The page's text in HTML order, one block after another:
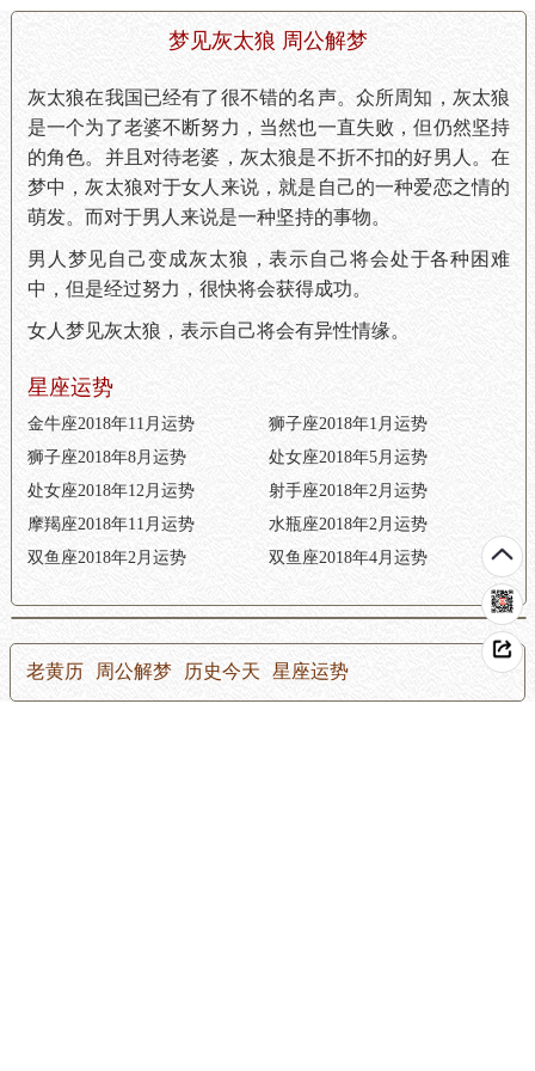
梦见灰太狼 周公解梦
灰太狼在我国已经有了很不错的名声。众所周知，灰太狼
是一个为了老婆不断努力，当然也一直失败，但仍然坚持
的角色。并且对待老婆，灰太狼是不折不扣的好男人。在
梦中，灰太狼对于女人来说，就是自己的一种爱恋之情的
萌发。而对于男人来说是一种坚持的事物。
男人梦见自己变成灰太狼，表示自己将会处于各种困难
中，但是经过努力，很快将会获得成功。
女人梦见灰太狼，表示自己将会有异性情缘。
星座运势
金牛座2018年11月运势
狮子座2018年1月运势
狮子座2018年8月运势
处女座2018年5月运势
处女座2018年12月运势
射手座2018年2月运势
摩羯座2018年11月运势
水瓶座2018年2月运势
双鱼座2018年2月运势
双鱼座2018年4月运势
老黄历 周公解梦 历史今天 星座运势